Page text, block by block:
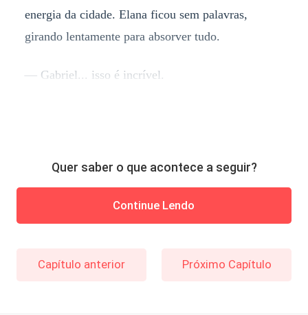
energia da cidade. Elana ficou sem palavras,
girando lentamente para absorver tudo.
— Gabriel... isso é incrível.
Quer saber o que acontece a seguir?
Continue Lendo
Capítulo anterior Próximo Capítulo